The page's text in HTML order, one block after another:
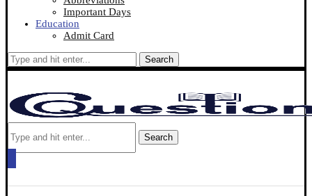
Important Days
Education
Admit Card
Search
Search